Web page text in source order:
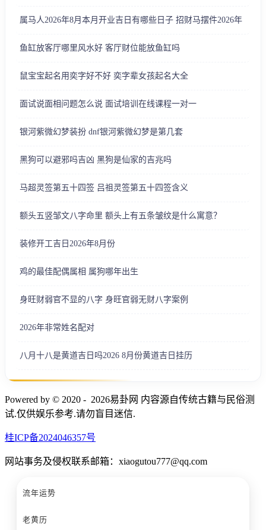
属马人2026年8月本月开业吉日有哪些日子 招财马摆件2026年
鱼缸放客厅哪里风水好 客厅财位能放鱼缸吗
鼠宝宝起名用奕字好不好 奕字辈女孩起名大全
面试说面相问题怎么说 面试培训在线课程一对一
银河紫微幻梦装扮 dnf银河紫微幻梦是第几套
黑狗可以避邪吗吉凶 黑狗是仙家的吉兆吗
马超灵签第五十四签 吕祖灵签第五十四签含义
额头五竖邹文八字命里 额头上有五条皱纹是什么寓意？
装修开工吉日2026年8月份
鸡的最佳配偶属相 属狗哪年出生
身旺财弱官不显的八字 身旺官弱无财八字案例
2026年非常姓名配对
八月十八是黄道吉日吗2026 8月份黄道吉日挂历
Powered by © 2020 - 2026易卦网 内容源自传统古籍与民俗测
试.仅供娱乐参考.请勿盲目迷信.
桂ICP备2024046357号
网站事务及侵权联系邮箱：xiaogutou777@qq.com
流年运势
老黄历